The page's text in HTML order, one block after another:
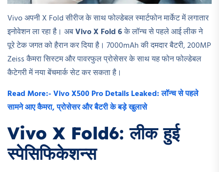
Vivo अपनी X Fold सीरीज के साथ फोल्डेबल स्मार्टफोन मार्केट में लगातार
इनोवेशन ला रहा है। अबVivo X Fold 6के लॉन्च से पहले आई लीक ने
पूरे टेक जगत को हैरान कर दिया है। 7000mAh की दमदार बैटरी, 200MP
Zeiss कैमरा सिस्टम और पावरफुल प्रोसेसर के साथ यह फोन फोल्डेबल
कैटेगरी में नया बेंचमार्क सेट कर सकता है।
Read More:- Vivo X500 Pro Details Leaked: लॉन्च से पहले
सामने आए कैमरा, प्रोसेसर और बैटरी के बड़े खुलासे
Vivo X Fold6: लीक हुई
स्पेसिफिकेशन्स